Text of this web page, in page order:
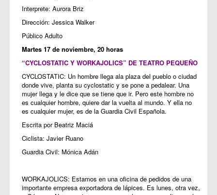
Interprete: Aurora Briz
Dirección: Jessica Walker
Público Adulto
Martes 17 de noviembre, 20 horas
“CYCLOSTATIC Y WORKAJOLICS” DE TEATRO PEQUEÑO
CYCLOSTATIC: Un hombre llega ala plaza del pueblo o ciudad
donde vive, planta su cyclostatic y se pone a pedalear. Una
mujer llega y le dice que se tiene que ir. Pero este hombre no
es cualquier hombre, quiere dar la vuelta al mundo. Y ella no
es cualquier mujer, es de la Guardia Civil Española.
Escrita por Beatriz Maciá
Ciclista: Javier Ruano
Guardia Civil: Mónica Adán
WORKAJOLICS: Estamos en una oficina de pedidos de una
importante empresa exportadora de lápices. Es lunes, otra vez,